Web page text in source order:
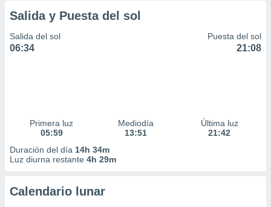
Salida y Puesta del sol
Salida del sol
06:34
Puesta del sol
21:08
Primera luz
05:59
Mediodía
13:51
Última luz
21:42
Duración del día 14h 34m
Luz diurna restante 4h 29m
Calendario lunar